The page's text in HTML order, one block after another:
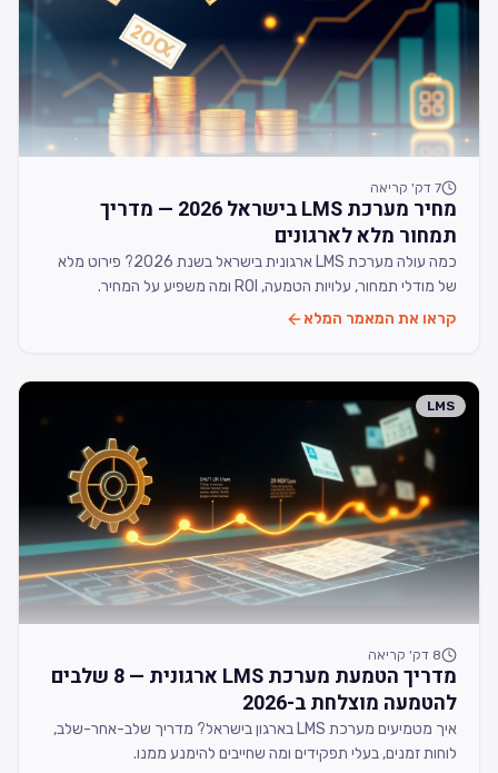
7 דק' קריאה
מחיר מערכת LMS בישראל 2026 — מדריך
תמחור מלא לארגונים
כמה עולה מערכת LMS ארגונית בישראל בשנת 2026? פירוט מלא
של מודלי תמחור, עלויות הטמעה, ROI ומה משפיע על המחיר.
קראו את המאמר המלא
LMS
8 דק' קריאה
מדריך הטמעת מערכת LMS ארגונית — 8 שלבים
להטמעה מוצלחת ב-2026
איך מטמיעים מערכת LMS בארגון בישראל? מדריך שלב-אחר-שלב,
לוחות זמנים, בעלי תפקידים ומה שחייבים להימנע ממנו.